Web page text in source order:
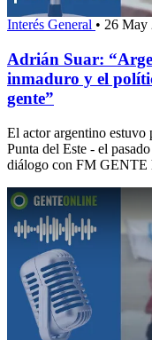
Interés General • 26 May
Adrián Suar:
inmaduro y el
gente”
El actor argentino estuvo
Punta del Este - el
diálogo con FM GENTE